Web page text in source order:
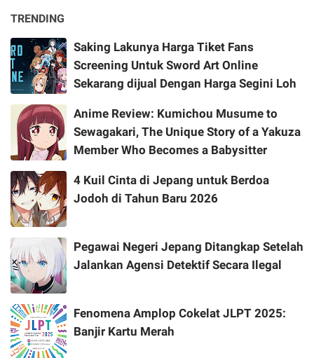
TRENDING
Saking Lakunya Harga Tiket Fans
Screening Untuk Sword Art Online
Sekarang dijual Dengan Harga Segini Loh
Anime Review: Kumichou Musume to
Sewagakari, The Unique Story of a Yakuza
Member Who Becomes a Babysitter
4 Kuil Cinta di Jepang untuk Berdoa
Jodoh di Tahun Baru 2026
Pegawai Negeri Jepang Ditangkap Setelah
Jalankan Agensi Detektif Secara Ilegal
Fenomena Amplop Cokelat JLPT 2025:
Banjir Kartu Merah